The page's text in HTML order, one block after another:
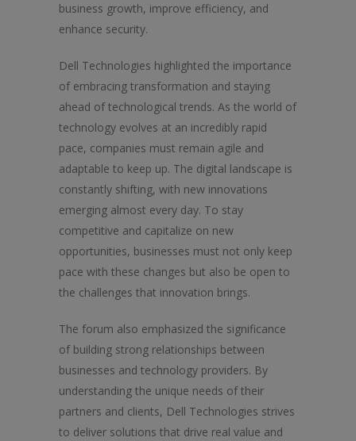
business growth, improve efficiency, and
enhance security.
Dell Technologies highlighted the importance
of embracing transformation and staying
ahead of technological trends. As the world of
technology evolves at an incredibly rapid
pace, companies must remain agile and
adaptable to keep up. The digital landscape is
constantly shifting, with new innovations
emerging almost every day. To stay
competitive and capitalize on new
opportunities, businesses must not only keep
pace with these changes but also be open to
the challenges that innovation brings.
The forum also emphasized the significance
of building strong relationships between
businesses and technology providers. By
understanding the unique needs of their
partners and clients, Dell Technologies strives
to deliver solutions that drive real value and